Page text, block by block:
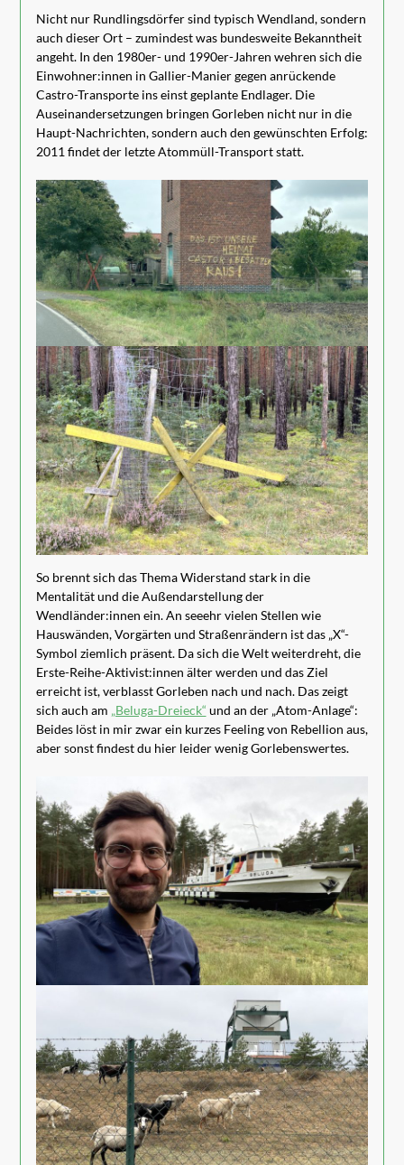
Nicht nur Rundlingsdörfer sind typisch Wendland, sondern
auch dieser Ort – zumindest was bundesweite Bekanntheit
angeht. In den 1980er- und 1990er-Jahren wehren sich die
Einwohner:innen in Gallier-Manier gegen anrückende
Castro-Transporte ins einst geplante Endlager. Die
Auseinandersetzungen bringen Gorleben nicht nur in die
Haupt-Nachrichten, sondern auch den gewünschten Erfolg:
2011 findet der letzte Atommüll-Transport statt.
So brennt sich das Thema Widerstand stark in die
Mentalität und die Außendarstellung der
Wendländer:innen ein. An seeehr vielen Stellen wie
Hauswänden, Vorgärten und Straßenrändern ist das „X“-
Symbol ziemlich präsent. Da sich die Welt weiterdreht, die
Erste-Reihe-Aktivist:innen älter werden und das Ziel
erreicht ist, verblasst Gorleben nach und nach. Das zeigt
sich auch am „Beluga-Dreieck“ und an der „Atom-Anlage“:
Beides löst in mir zwar ein kurzes Feeling von Rebellion aus,
aber sonst findest du hier leider wenig Gorlebenswertes.